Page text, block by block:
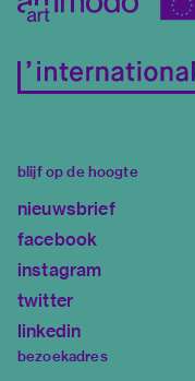
blijf op de hoogte
nieuwsbrief
facebook
instagram
twitter
linkedin
bezoekadres